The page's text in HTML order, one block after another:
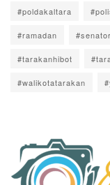
#poldakaltara
#ramadan
#tarakanhibot
#walikotatarakan